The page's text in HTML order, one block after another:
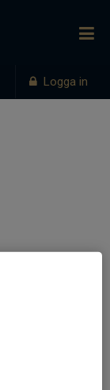
Logga in